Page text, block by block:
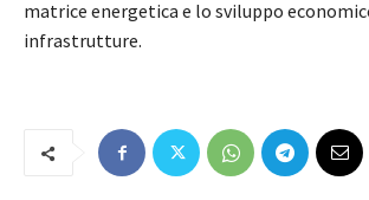
matrice energetica e lo sviluppo
infrastrutture.